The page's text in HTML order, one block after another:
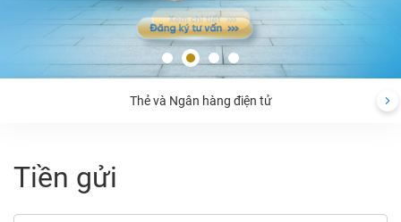
Thẻ và Ngân hàng điện tử
Tiền gửi